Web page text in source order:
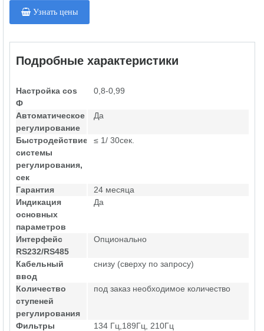
Узнать цены
Подробные характеристики
Настройка cos
Ф
0,8-0,99
Автоматическое
регулирование
Да
Быстродействие
системы
регулирования,
сек
≤ 1/ 30сек.
Гарантия
24 месяца
Индикация
основных
параметров
Да
Интерфейс
RS232/RS485
Опционально
Кабельный
ввод
снизу (сверху по запросу)
Количество
ступеней
регулирования
под заказ необходимое количество
Фильтры
134 Гц,189Гц, 210Гц